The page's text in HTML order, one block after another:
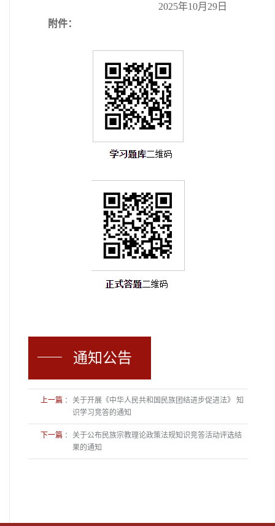
2025年10月29日
附件：
通知公告
上一篇 ：
关于开展《中华人民共和国民族团结进步促进法》 知
识学习竞答的通知
下一篇 ：
关于公布民族宗教理论政策法规知识竞答活动评选结
果的通知